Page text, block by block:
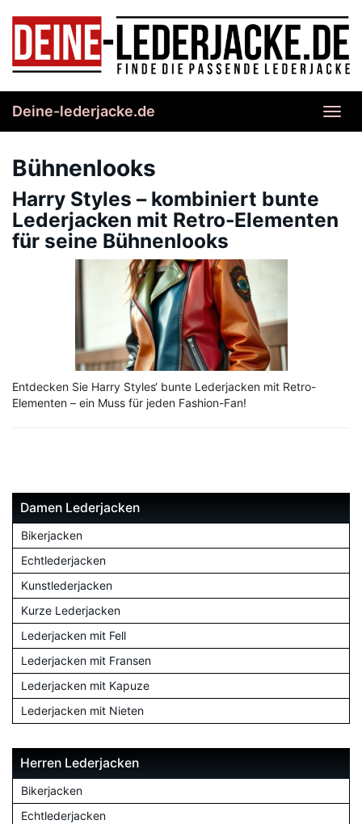
content
Deine-lederjacke.de
Bühnenlooks
Harry Styles – kombiniert bunte
Lederjacken mit Retro-Elementen
für seine Bühnenlooks
Entdecken Sie Harry Styles‘ bunte Lederjacken mit Retro-
Elementen – ein Muss für jeden Fashion-Fan!
Damen Lederjacken
Bikerjacken
Echtlederjacken
Kunstlederjacken
Kurze Lederjacken
Lederjacken mit Fell
Lederjacken mit Fransen
Lederjacken mit Kapuze
Lederjacken mit Nieten
Herren Lederjacken
Bikerjacken
Echtlederjacken